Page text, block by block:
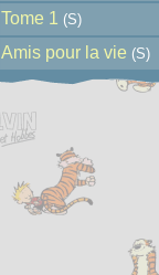
Tome 1 (S)
Amis pour la vie (S)